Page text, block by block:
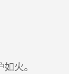
火。